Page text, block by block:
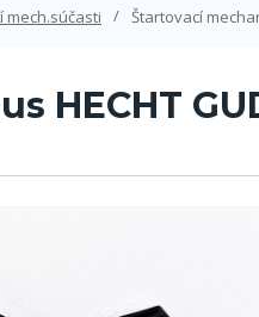
mech.súčasti Štartovací
HECHT